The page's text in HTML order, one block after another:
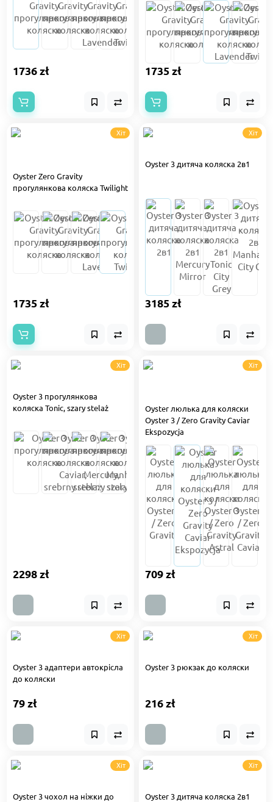
1736 zł 1735 zł
Хіт
Oyster Zero Gravity
прогулянкова коляска Twilight
1735 zł
Хіт
Oyster 3 дитяча коляска 2в1
3185 zł
Хіт
Oyster 3 прогулянкова
коляска Tonic, szary stelaż
2298 zł
Хіт
Oyster люлька для коляски
Oyster 3 / Zero Gravity Caviar
Ekspozycja
709 zł
Хіт
Oyster 3 адаптери автокрісла
до коляски
79 zł
Хіт
Oyster 3 рюкзак до коляски
216 zł
Хіт
Oyster 3 чохол на ніжки до
Хіт
Oyster 3 дитяча коляска 2в1